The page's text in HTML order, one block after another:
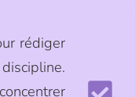
rédiger